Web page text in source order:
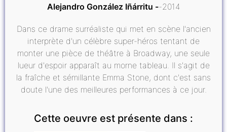
Alejandro González Iñárritu 2014
Dans ce drame surréaliste qui met en scène l'ancien
interprète d'un célèbre super-héros tentant de
monter une pièce de théâtre à Broadway, une seule
lueur d'espoir apparaît au morne tableau. Il s'agit de
la fraîche et sémillante Emma Stone, dont c'est sans
doute l'une des meilleures performances à ce jour.
Cette oeuvre est présente dans :